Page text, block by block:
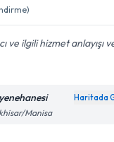
ve ilgili hizmet anlayışı
Haritada
Manisa